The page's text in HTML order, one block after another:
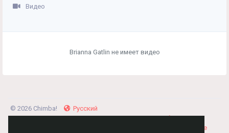
Видео
Brianna Gatlin не имеет видео
© 2026 Chimba!
Русский
Правила размещения и покупки товаров
Как добавить
Соглашение